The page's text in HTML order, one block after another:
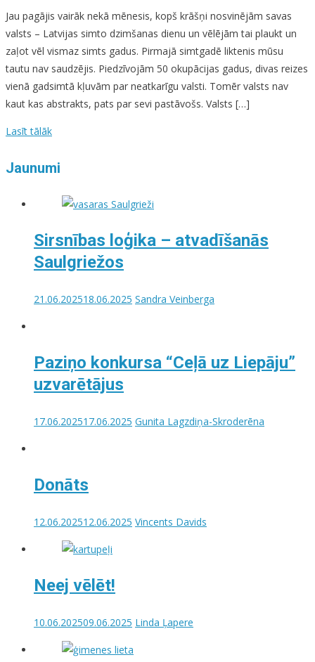
Jau pagājis vairāk nekā mēnesis, kopš krāšņi nosvinējām savas
valsts – Latvijas simto dzimšanas dienu un vēlējām tai plaukt un
zaļot vēl vismaz simts gadus. Pirmajā simtgadē liktenis mūsu
tautu nav saudzējis. Piedzīvojām 50 okupācijas gadus, divas reizes
vienā gadsimtā kļuvām par neatkarīgu valsti. Tomēr valsts nav
kaut kas abstrakts, pats par sevi pastāvošs. Valsts […]
Lasīt tālāk
Jaunumi
Sirsnības loģika – atvadīšanās
Saulgriežos
21.06.202518.06.2025 Sandra Veinberga
Paziņo konkursa “Ceļā uz Liepāju”
uzvarētājus
17.06.202517.06.2025 Gunita Lagzdiņa-Skroderēna
Donāts
12.06.202512.06.2025 Vincents Davids
Neej vēlēt!
10.06.202509.06.2025 Linda Ļapere